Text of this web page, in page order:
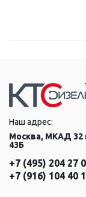
Наш адрес:
Москва, МКАД 32
43Б
+7 (495) 204 27
+7 (916) 104 40